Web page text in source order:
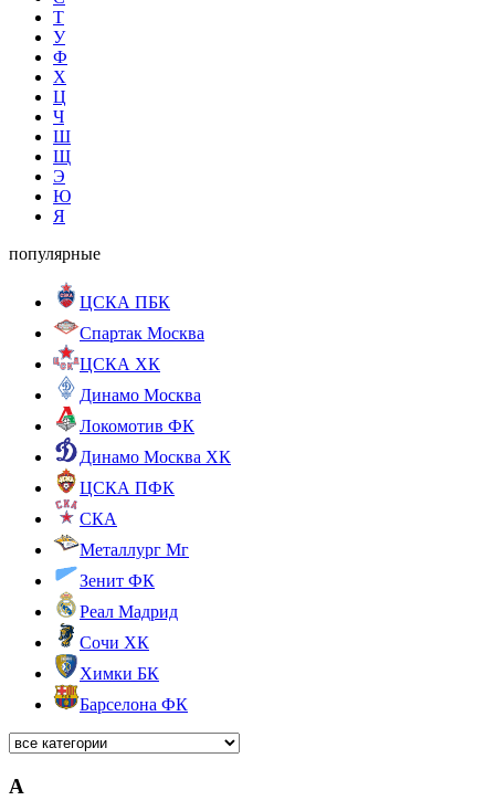
Т
У
Ф
Х
Ц
Ч
Ш
Щ
Э
Ю
Я
популярные
ЦСКА ПБК
Спартак Москва
ЦСКА ХК
Динамо Москва
Локомотив ФК
Динамо Москва ХК
ЦСКА ПФК
СКА
Металлург Мг
Зенит ФК
Реал Мадрид
Сочи ХК
Химки БК
Барселона ФК
А